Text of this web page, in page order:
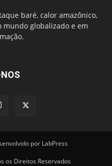
baré, calor amazônico,
mundo globalizado e em
por LabPress
os Direitos Reservados